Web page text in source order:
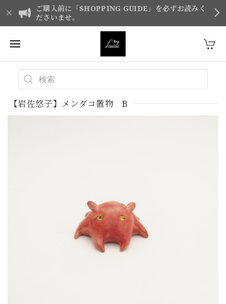
ご購入前に「SHOPPING GUIDE」を必ずお読みく
ださいませ。
【岩佐悠子】メンダコ置物 B